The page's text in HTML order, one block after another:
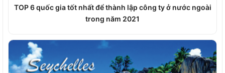
TOP 6 quốc gia tốt nhất để thành lập công ty ở nước ngoài
trong năm 2021